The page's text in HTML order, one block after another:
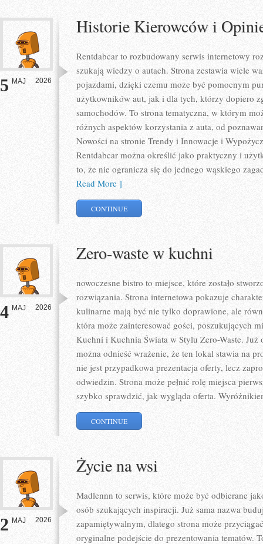
5 MAJ 2026
Historie Kierowców i
Rentdabcar to rozbudowany serwis internetowy
szukają wiedzy o autach. Strona zestawia wiele
pojazdami, dzięki czemu może być pomocnym
użytkowników aut, jak i dla tych, którzy dopiero
samochodów. To strona tematyczna, w którym
różnych aspektów korzystania z auta, od
Nowości na stronie Trendy i Innowacje i
Rentdabcar można określić jako praktyczny i
to, że nie ogranicza się do jednego wąskiego
Read More ]
CONTINUE
4 MAJ 2026
Zero-waste w kuchni
nowoczesne bistro to miejsce, które zostało
rozwiązania. Strona internetowa pokazuje
kulinarne mają być nie tylko doprawione, ale
która może zainteresować gości, poszukujących
Kuchni i Kuchnia Świata w Stylu Zero-Waste. Już
można odnieść wrażenie, że ten lokal stawia na
nie jest przypadkowa prezentacja oferty, lecz
odwiedzin. Strona może pełnić rolę miejsca
szybko sprawdzić, jak wygląda oferta.
CONTINUE
2 MAJ 2026
Życie na wsi
Madlennn to serwis, które może być odbierane
osób szukających inspiracji. Już sama nazwa
zapamiętywalnym, dlatego strona może
oryginalne podejście do prezentowania tematów.